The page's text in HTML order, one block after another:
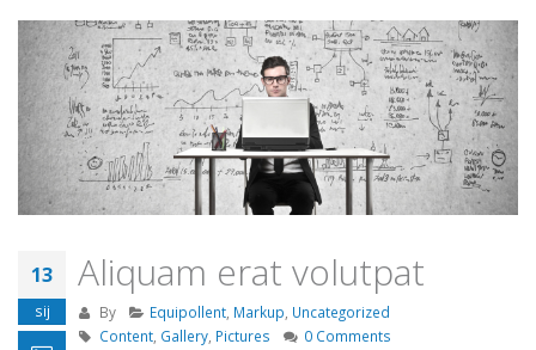
13
sij
Aliquam erat volutpat
By Equipollent, Markup, Uncategorized
Content, Gallery, Pictures 0 Comments
Dobar dan, svijete!
19. ožujka 2018.
Aliquam erat